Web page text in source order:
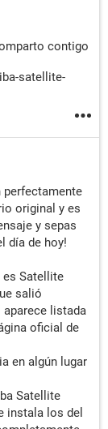
contigo
satellite-
perfectamente
original y es
y sepas
día de hoy!
es Satellite
salió
listada
oficial de
en algún lugar
Satellite
instala los del